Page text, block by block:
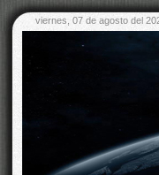
viernes, 07 de agosto del